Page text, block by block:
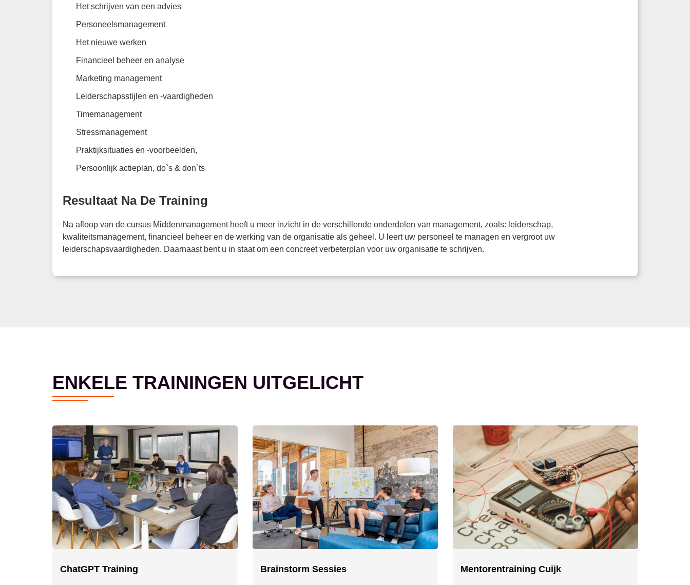
Het schrijven van een advies
Personeelsmanagement
Het nieuwe werken
Financieel beheer en analyse
Marketing management
Leiderschapsstijlen en -vaardigheden
Timemanagement
Stressmanagement
Praktijksituaties en -voorbeelden,
Persoonlijk actieplan, do`s & don`ts
Resultaat Na De Training
Na afloop van de cursus Middenmanagement heeft u meer inzicht in de verschillende onderdelen van management, zoals: leiderschap,
kwaliteitsmanagement, financieel beheer en de werking van de organisatie als geheel. U leert uw personeel te managen en vergroot uw
leiderschapsvaardigheden. Daarnaast bent u in staat om een concreet verbeterplan voor uw organisatie te schrijven.
ENKELE TRAININGEN UITGELICHT
ChatGPT Training Brainstorm Sessies Mentorentraining Cuijk